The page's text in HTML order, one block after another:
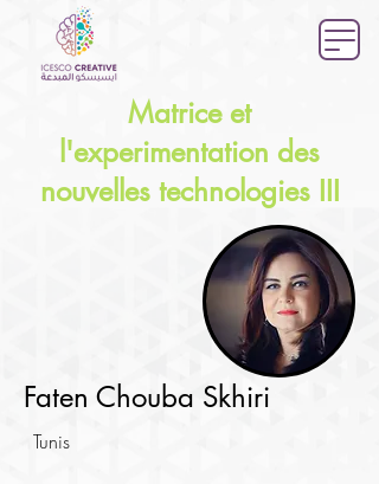
Matrice et
l'experimentation des
nouvelles technologies III
Faten Chouba Skhiri
Tunis